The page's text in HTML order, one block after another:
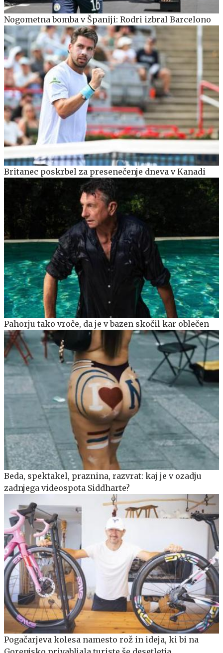
Nogometna bomba v Španiji: Rodri izbral Barcelono
Britanec poskrbel za presenečenje dneva v Kanadi
Pahorju tako vroče, da je v bazen skočil kar oblečen
Beda, spektakel, praznina, razvrat: kaj je v ozadju
zadnjega videospota Siddharte?
Pogačarjeva kolesa namesto rož in ideja, ki bi na